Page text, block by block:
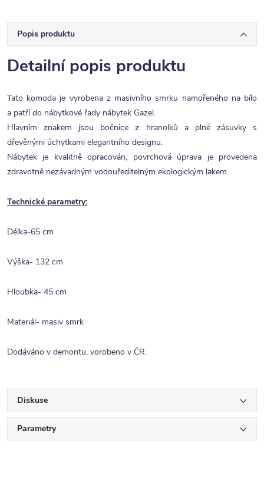
Popis produktu
Detailní popis produktu
Tato komoda je vyrobena z masivního smrku namořeného na bílo
a patří do nábytkové řady nábytek Gazel.
Hlavním znakem jsou bočnice z hranolků a plné zásuvky s
dřevěnými úchytkami elegantního designu.
Nábytek je kvalitně opracován, povrchová úprava je provedena
zdravotně nezávadným vodouředitelným ekologickým lakem.
Technické parametry:
Délka-65 cm
Výška- 132 cm
Hloubka- 45 cm
Materiál- masiv smrk
Dodáváno v demontu, vorobeno v ČR.
Diskuse
Parametry